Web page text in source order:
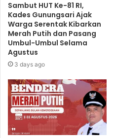
Sambut HUT Ke-81 RI,
Kades Gunungsari Ajak
Warga Serentak Kibarkan
Merah Putih dan Pasang
Umbul-Umbul Selama
Agustus
3 days ago